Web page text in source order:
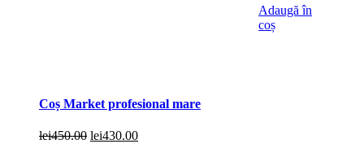
Adaugă în
coș
Coș Market profesional mare
lei450.00 Prețul
lei430.00Prețul